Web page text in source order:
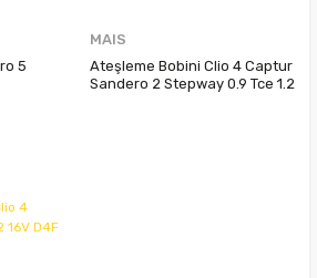
5
MAIS
Ateşleme Bobini Clio 4 Captur
Sandero 2 Stepway 0.9 Tce 1.2